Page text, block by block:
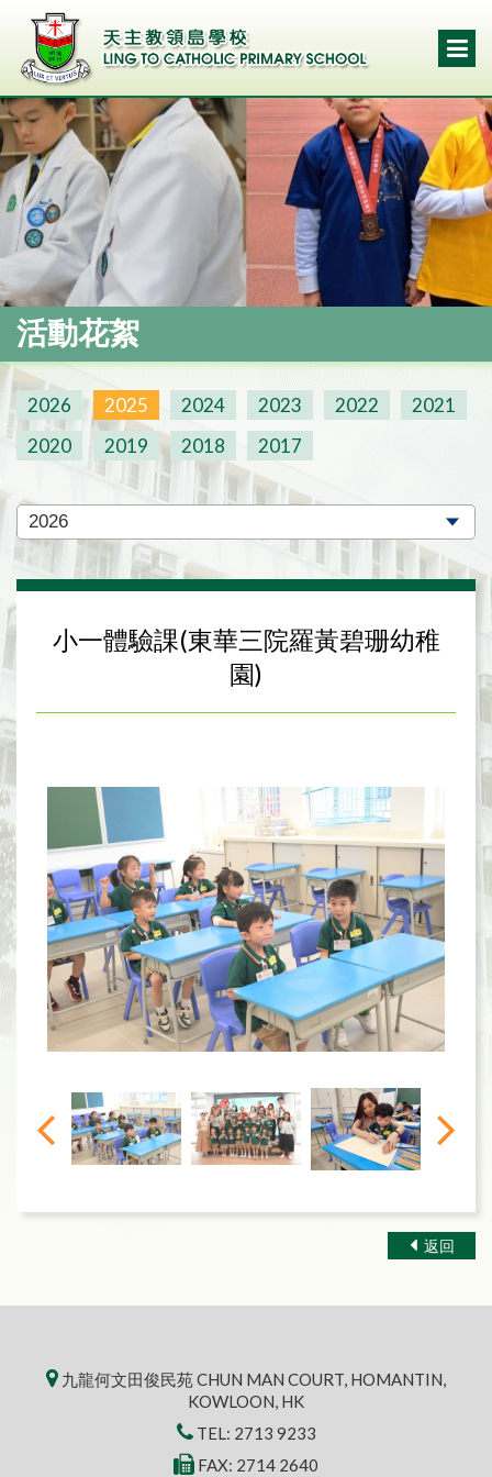
活動花絮
2026 2025 2024 2023 2022
2021
2020
2019 2018 2017
小一體驗課(東華三院羅黃碧珊幼稚
園)
返回
九龍何文田俊民苑 CHUN MAN COURT, HOMANTIN,
KOWLOON, HK
TEL: 2713 9233
FAX: 2714 2640